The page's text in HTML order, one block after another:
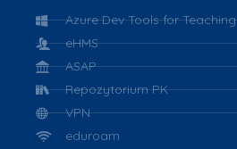
Azure Dev Tools for Teaching
eHMS
ASAP
Repozytorium PK
VPN
eduroam